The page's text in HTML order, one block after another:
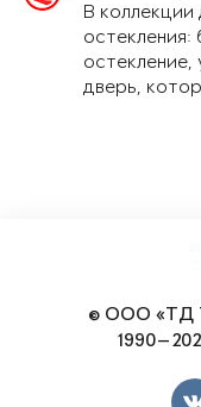
В коллекции
остекления:
остекление,
дверь,
© ООО «ТД